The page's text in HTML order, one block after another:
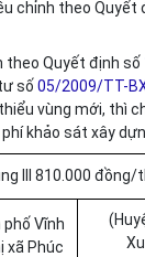
chỉnh theo Quyết
theo Quyết định số
số 05/2009/TT-
vùng mới, thì
khảo sát xây
III 810.000 đồng/
Vĩnh
xã Phúc